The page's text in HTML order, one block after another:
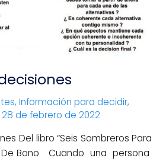
, Información para decidir,
28 de febrero de 2022
Del libro “Seis Sombreros Para
De Bono Cuando una persona